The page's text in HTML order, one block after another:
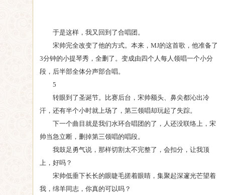
于是这样，我又回到了合唱团。
宋帅完全改变了他的方式。本来，MJ的这首歌，他准备了
3分钟的小提琴秀，全删了。变成由四个人每人领唱一个小分
段，后半部全体分声部合唱。
5
转眼到了圣诞节。比赛后台，宋帅额头、鼻尖都沁出冷
汗，还有半个小时就上场了，第三领唱却玩起了失踪。
下一个曲目就是我们水环合唱团的了，人还没联络上，宋
帅当急立断，删掉第三领唱的唱段。
我鼓足勇气说，那样切割太不完整了，会扣分，让我顶
上，好吗？
宋帅低垂下长长的眼睫毛搓着眼睛，集聚起深邃光芒望着
我，绵羊同志，你真的可以吗？